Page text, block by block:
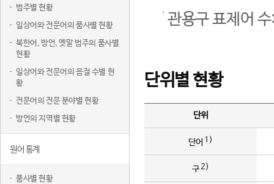
범주별 현황
일상어와 전문어의 품사별 현황
북한어, 방언, 옛말 범주의 품사별
현황
일상어와 전문어의 음절 수별 현
황
전문어의 전문 분야별 현황
방언의 지역별 현황
원어 통계
품사별 현황
관용구 표제어
단위별 현황
단위
단어 1)
구2)